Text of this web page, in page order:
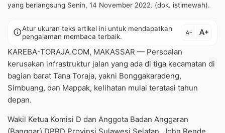
yang berlangsung Senin, 14 November 2022. (dok. istimewah).
infoAtur ukuran teks artikel ini untuk mendapatkan
pengalaman membaca terbaik.
text_decrease text_increase
KAREBA-TORAJA.COM, MAKASSAR — Persoalan
kerusakan infrastruktur jalan yang ada di tiga kecamatan di
bagian barat Tana Toraja, yakni Bonggakaradeng,
Simbuang, dan Mappak, kelihatan mulai teratasi tahun
depan.
Wakil Ketua Komisi D dan Anggota Badan Anggaran